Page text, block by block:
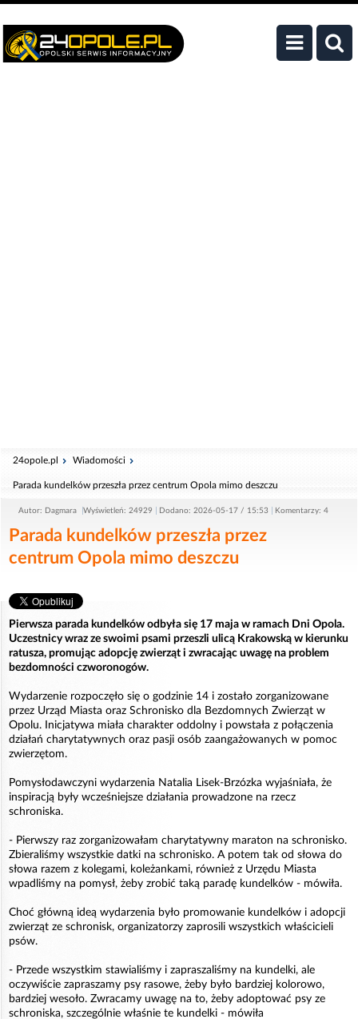
24opole.pl Wiadomości
Parada kundelków przeszła przez centrum Opola mimo deszczu
Autor: Dagmara Wyświetleń: 24929 Dodano: 2026-05-17 / 15:53 Komentarzy: 4
Parada kundelków przeszła przez
centrum Opola mimo deszczu
Pierwsza parada kundelków odbyła się 17 maja w ramach Dni Opola.
Uczestnicy wraz ze swoimi psami przeszli ulicą Krakowską w kierunku
ratusza, promując adopcję zwierząt i zwracając uwagę na problem
bezdomności czworonogów.
Wydarzenie rozpoczęło się o godzinie 14 i zostało zorganizowane
przez Urząd Miasta oraz Schronisko dla Bezdomnych Zwierząt w
Opolu. Inicjatywa miała charakter oddolny i powstała z połączenia
działań charytatywnych oraz pasji osób zaangażowanych w pomoc
zwierzętom.
Pomysłodawczyni wydarzenia Natalia Lisek-Brzózka wyjaśniała, że
inspiracją były wcześniejsze działania prowadzone na rzecz
schroniska.
- Pierwszy raz zorganizowałam charytatywny maraton na schronisko.
Zbieraliśmy wszystkie datki na schronisko. A potem tak od słowa do
słowa razem z kolegami, koleżankami, również z Urzędu Miasta
wpadliśmy na pomysł, żeby zrobić taką paradę kundelków - mówiła.
Choć główną ideą wydarzenia było promowanie kundelków i adopcji
zwierząt ze schronisk, organizatorzy zaprosili wszystkich właścicieli
psów.
- Przede wszystkim stawialiśmy i zapraszaliśmy na kundelki, ale
oczywiście zapraszamy psy rasowe, żeby było bardziej kolorowo,
bardziej wesoło. Zwracamy uwagę na to, żeby adoptować psy ze
schroniska, szczególnie właśnie te kundelki - mówiła